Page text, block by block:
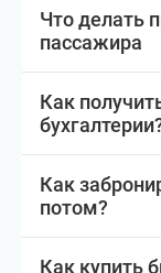
Что делать
пассажира
Как
Как
потом?
Как купить